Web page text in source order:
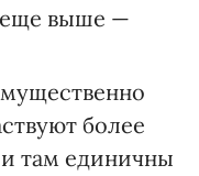
еще выше —
более
там единичны